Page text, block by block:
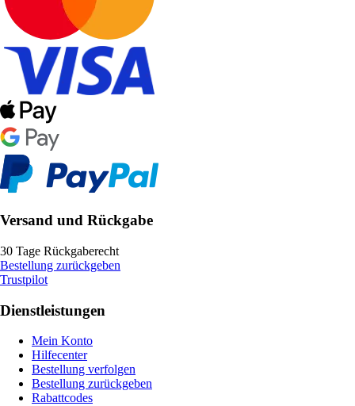
Versand und Rückgabe
30 Tage Rückgaberecht
Bestellung zurückgeben
Trustpilot
Dienstleistungen
Mein Konto
Hilfecenter
Bestellung verfolgen
Bestellung zurückgeben
Rabattcodes